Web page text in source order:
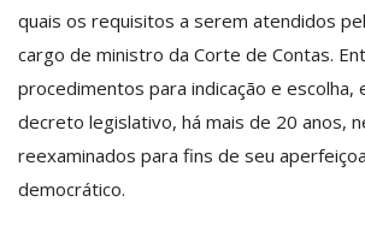
quais os requisitos a serem atendidos
cargo de ministro da Corte de Contas.
procedimentos para indicação e
decreto legislativo, há mais de 20 anos,
reexaminados para fins de seu
democrático.